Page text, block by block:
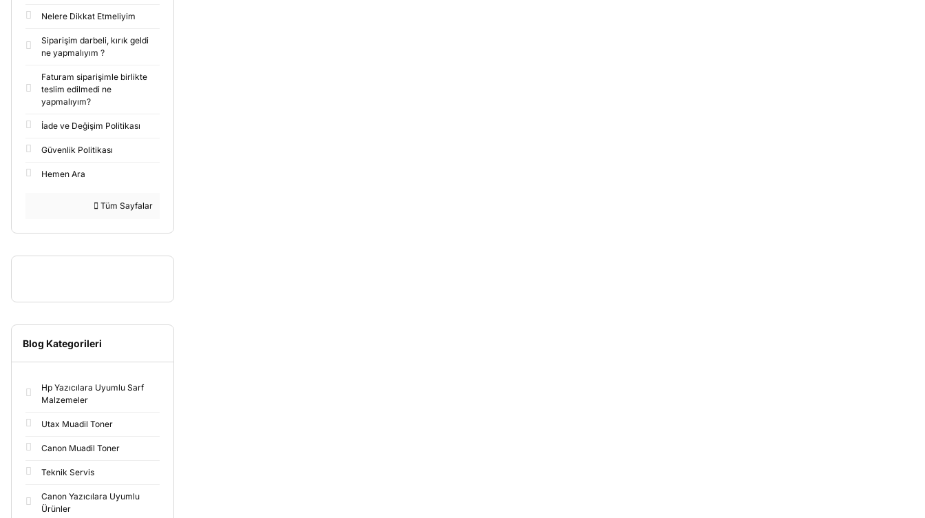
Nelere Dikkat Etmeliyim
Siparişim darbeli, kırık geldi
ne yapmalıyım ?
Faturam siparişimle birlikte
teslim edilmedi ne
yapmalıyım?
İade ve Değişim Politikası
Güvenlik Politikası
Hemen Ara
Tüm Sayfalar
Blog Kategorileri
Hp Yazıcılara Uyumlu Sarf
Malzemeler
Utax Muadil Toner
Canon Muadil Toner
Teknik Servis
Canon Yazıcılara Uyumlu
Ürünler